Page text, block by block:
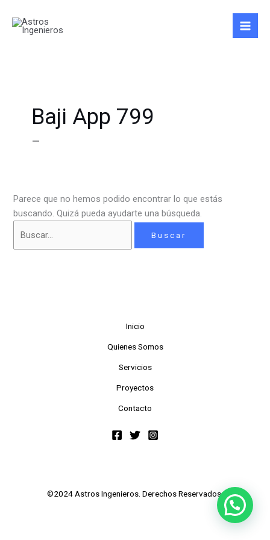
contenido
Baji App 799
–
Parece que no hemos podido encontrar lo que estás
buscando. Quizá pueda ayudarte una búsqueda.
por:
Inicio
Quienes Somos
Servicios
Proyectos
Contacto
©2024 Astros Ingenieros. Derechos Reservados.